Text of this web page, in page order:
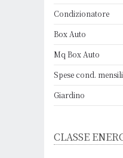
Condizionatore
Box Auto
Mq Box Auto
Spese cond. mensili
Giardino
CLASSE